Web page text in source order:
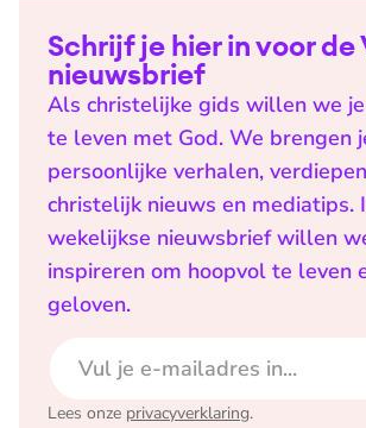
Schrijf je hier in voor de
nieuwsbrief
Als christelijke gids willen we
te leven met God. We brengen
persoonlijke verhalen,
christelijk nieuws en mediatips.
wekelijkse nieuwsbrief willen
inspireren om hoopvol te leven
geloven.
Lees onze privacyverklaring.